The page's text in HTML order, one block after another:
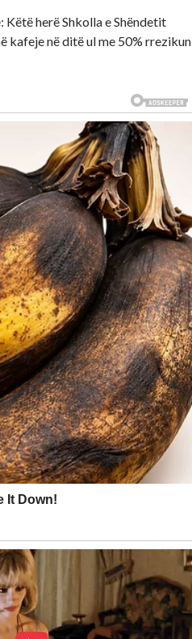
herë Shkolla e Shëndetit
kafeje në ditë ul me 50% rrezikun